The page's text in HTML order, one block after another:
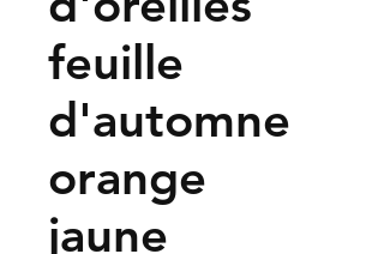
feuille
d'automne
orange
jaune